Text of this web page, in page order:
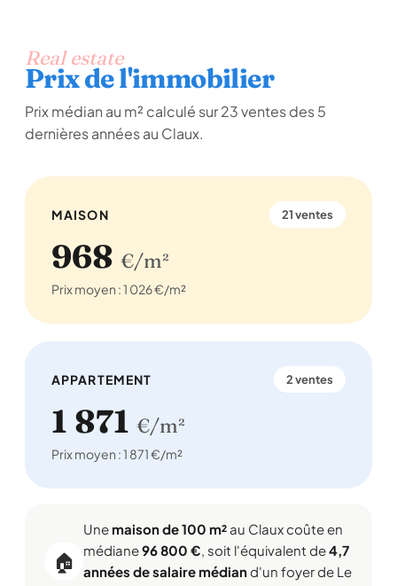
Real estate
Prix de l'immobilier
Prix médian au m² calculé sur 23 ventes des 5
dernières années au Claux.
MAISON 21 ventes
968 €/m²
Prix moyen : 1 026 €/m²
APPARTEMENT 2 ventes
1 871 €/m²
Prix moyen : 1 871 €/m²
🏠
Une maison de 100 m² au Claux coûte en
médiane96 800 €, soit l'équivalent de4,7
années de salaire médiand'un foyer de Le